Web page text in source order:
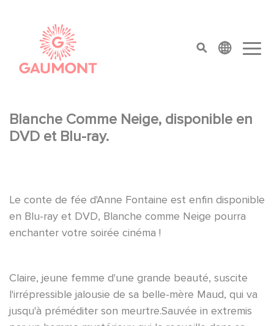
top menu
Blanche Comme Neige, disponible en
DVD et Blu-ray.
Le conte de fée d'Anne Fontaine est enfin disponible
en Blu-ray et DVD, Blanche comme Neige pourra
enchanter votre soirée cinéma !
Claire, jeune femme d'une grande beauté, suscite
l'irrépressible jalousie de sa belle-mère Maud, qui va
jusqu'à préméditer son meurtre.Sauvée in extremis